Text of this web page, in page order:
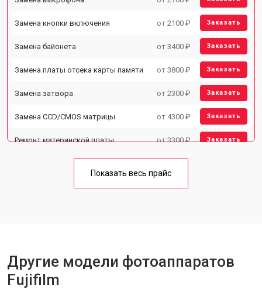
Замена кнопки включения от 2100 ₽ Заказать
Замена байонета от 3400 ₽ Заказать
Замена платы отсека карты памяти от 3800 ₽ Заказать
Замена затвора от 2300 ₽ Заказать
Замена CCD/CMOS матрицы от 4300 ₽ Заказать
Ремонт материнской платы от 3300 ₽ Заказать
Показать весь прайс
Другие модели фотоаппаратов
Fujifilm